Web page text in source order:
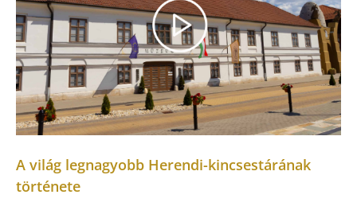
A világ legnagyobb Herendi-kincsestárának
története